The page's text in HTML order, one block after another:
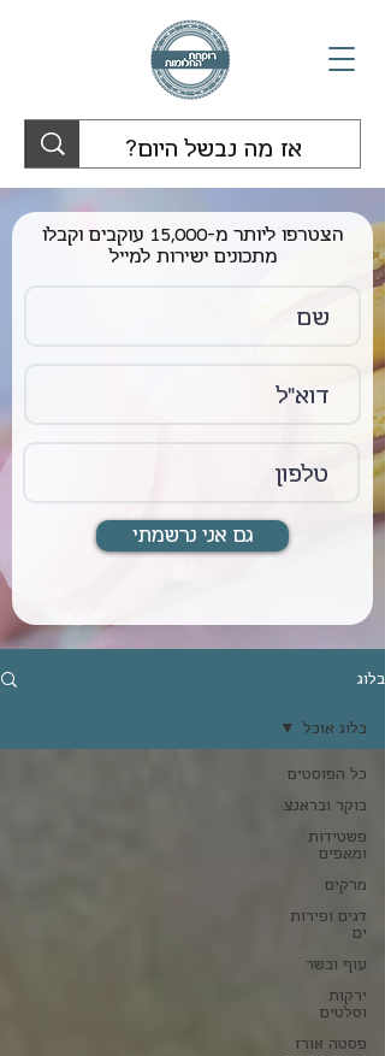
הצטרפו ליותר מ-15,000 עוקבים וקבלו
מתכונים ישירות למייל
גם אני נרשמתי
בלוג
כל הפוסטים
בוקר ובראנצ
פשטידות
ומאפים
מרקים
דגים ופירות
ים
עוף ובשר
ירקות
וסלטים
פסטה אורז
בלוג אוכל